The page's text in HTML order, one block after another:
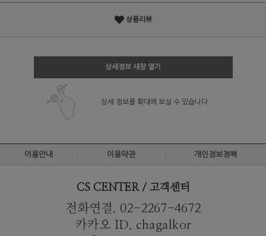
상품리뷰
상세정보 새창 열기
상세 정보를 확대해 보실 수 있습니다.
이용안내 이용약관 개인정보정책
CS CENTER / 고객센터
전화연결. 02-2267-4672
카카오 ID. chagalkor